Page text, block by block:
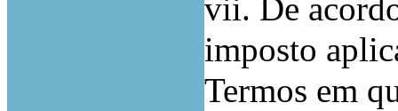
vii. De
imposto
Termos em